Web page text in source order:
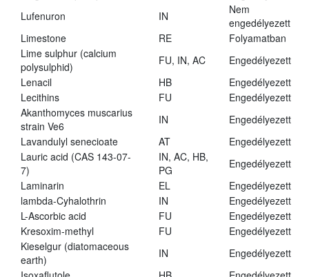
Lufenuron
IN
Nem
engedélyezett
Limestone
RE
Folyamatban
Lime sulphur (calcium
polysulphid)
FU, IN, AC
Engedélyezett
Lenacil
HB
Engedélyezett
Lecithins
FU
Engedélyezett
Akanthomyces muscarius
strain Ve6
IN
Engedélyezett
Lavandulyl senecioate
AT
Engedélyezett
Lauric acid (CAS 143-07-
7)
IN, AC, HB,
PG
Engedélyezett
Laminarin
EL
Engedélyezett
lambda-Cyhalothrin
IN
Engedélyezett
L-Ascorbic acid
FU
Engedélyezett
Kresoxim-methyl
FU
Engedélyezett
Kieselgur (diatomaceous
earth)
IN
Engedélyezett